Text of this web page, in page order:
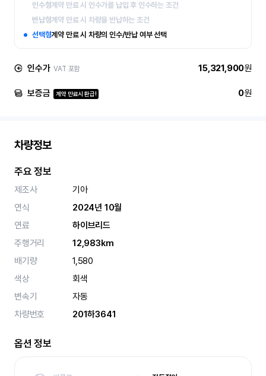
인수형계약 만료 시 인수가를 납입 후 인수하는 조건
반납형계약 만료 시 차량을 반납하는 조건
선택형계약 만료 시 차량의 인수/반납 여부 선택
인수가 VAT 포함 15,321,900원
보증금 계약 만료시 환급! 0원
차량정보
주요 정보
제조사
기아
연식
2024년 10월
연료
하이브리드
주행거리
12,983km
배기량
1,580
색상
회색
변속기
자동
차량번호
201하3641
옵션 정보